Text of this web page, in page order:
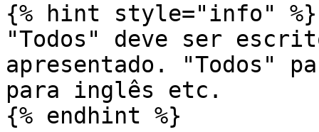
{% hint style="info" %}
"Todos" deve ser
apresentado. "Todos"
para inglês etc.
{% endhint %}